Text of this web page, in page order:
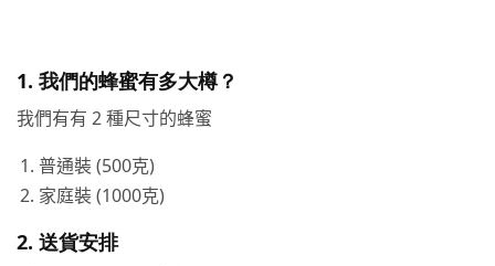
1. 我們的蜂蜜有多大樽？
我們有有 2 種尺寸的蜂蜜
普通裝(500克)
家庭裝 (1000克)
2. 送貨安排